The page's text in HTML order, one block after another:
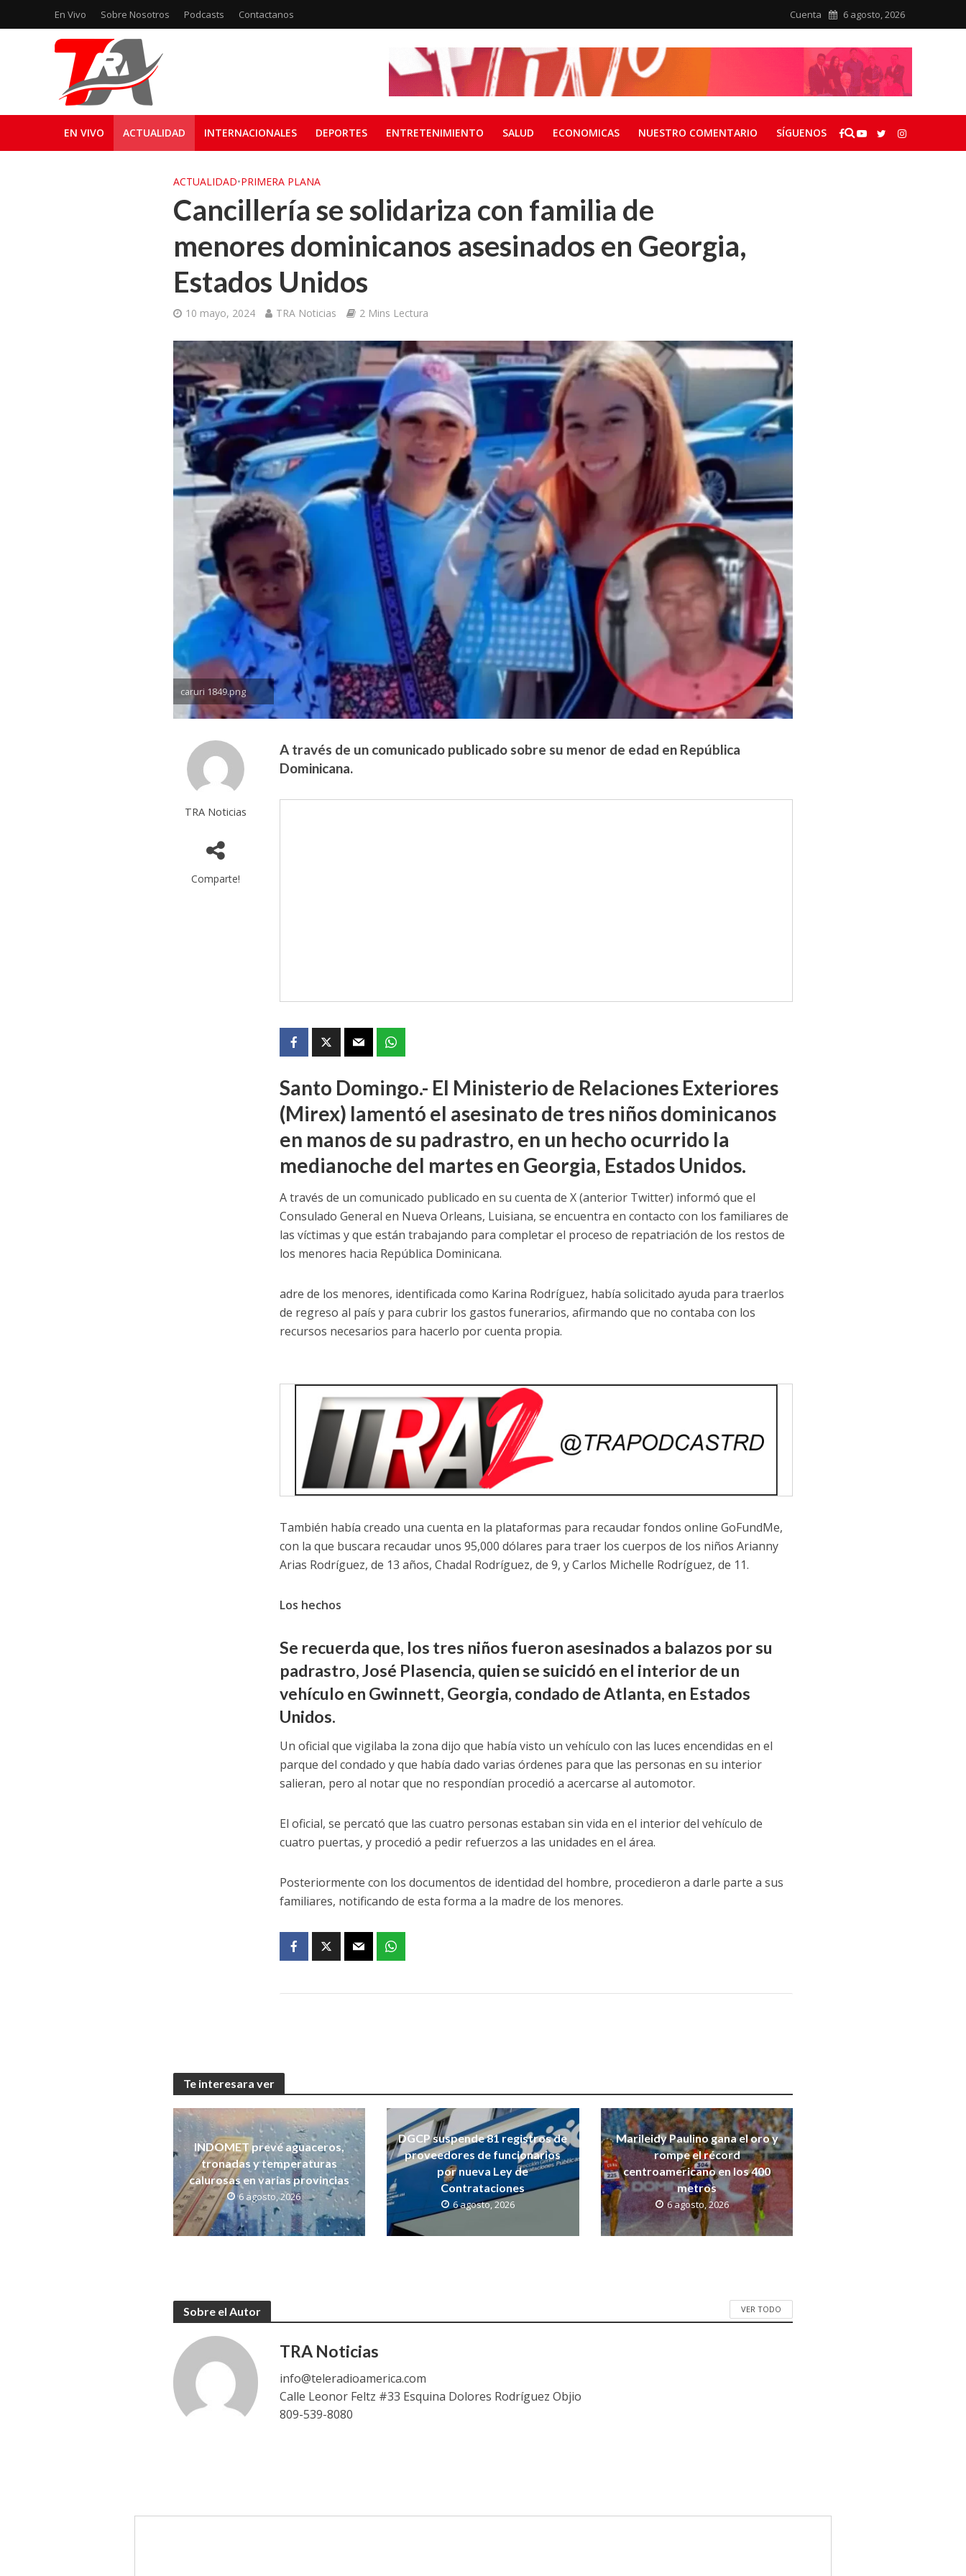
En Vivo Sobre Nosotros Podcasts Contactanos Cuenta 6 agosto, 2026
EN VIVO ACTUALIDAD INTERNACIONALES DEPORTES ENTRETENIMIENTO SALUD ECONOMICAS NUESTRO COMENTARIO SÍGUENOS
ACTUALIDAD•PRIMERA PLANA
Cancillería se solidariza con familia de
menores dominicanos asesinados en Georgia,
Estados Unidos
10 mayo, 2024 TRA Noticias 2 Mins Lectura
caruri 1849.png
TRA Noticias
Comparte!
A través de un comunicado publicado sobre su menor de edad en República
Dominicana.
Santo Domingo.- El Ministerio de Relaciones Exteriores
(Mirex) lamentó el asesinato de tres niños dominicanos
en manos de su padrastro, en un hecho ocurrido la
medianoche del martes en Georgia, Estados Unidos.
A través de un comunicado publicado en su cuenta de X (anterior Twitter) informó que el
Consulado General en Nueva Orleans, Luisiana, se encuentra en contacto con los familiares de
las víctimas y que están trabajando para completar el proceso de repatriación de los restos de
los menores hacia República Dominicana.
adre de los menores, identificada como Karina Rodríguez, había solicitado ayuda para traerlos
de regreso al país y para cubrir los gastos funerarios, afirmando que no contaba con los
recursos necesarios para hacerlo por cuenta propia.
También había creado una cuenta en la plataformas para recaudar fondos online GoFundMe,
con la que buscara recaudar unos 95,000 dólares para traer los cuerpos de los niños Arianny
Arias Rodríguez, de 13 años, Chadal Rodríguez, de 9, y Carlos Michelle Rodríguez, de 11.
Los hechos
Se recuerda que, los tres niños fueron asesinados a balazos por su
padrastro, José Plasencia, quien se suicidó en el interior de un
vehículo en Gwinnett, Georgia, condado de Atlanta, en Estados
Unidos.
Un oficial que vigilaba la zona dijo que había visto un vehículo con las luces encendidas en el
parque del condado y que había dado varias órdenes para que las personas en su interior
salieran, pero al notar que no respondían procedió a acercarse al automotor.
El oficial, se percató que las cuatro personas estaban sin vida en el interior del vehículo de
cuatro puertas, y procedió a pedir refuerzos a las unidades en el área.
Posteriormente con los documentos de identidad del hombre, procedieron a darle parte a sus
familiares, notificando de esta forma a la madre de los menores.
Te interesara ver
INDOMET prevé aguaceros,
tronadas y temperaturas
calurosas en varias provincias
6 agosto, 2026
DGCP suspende 81 registros de
proveedores de funcionarios
por nueva Ley de
Contrataciones
6 agosto, 2026
Marileidy Paulino gana el oro y
rompe el récord
centroamericano en los 400
metros
6 agosto, 2026
Sobre el Autor VER TODO
TRA Noticias
info@teleradioamerica.com
Calle Leonor Feltz #33 Esquina Dolores Rodríguez Objio
809-539-8080